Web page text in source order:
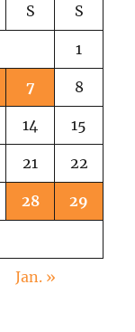
S S
1
7 8
14 15
21 22
28 29
Jan. »